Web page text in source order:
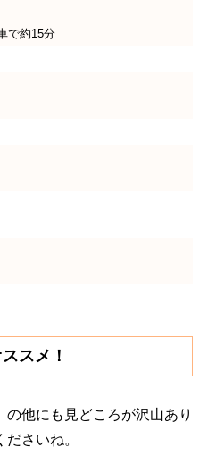
で約15分
スメ！
他にも見どころが沢山あり
さいね。